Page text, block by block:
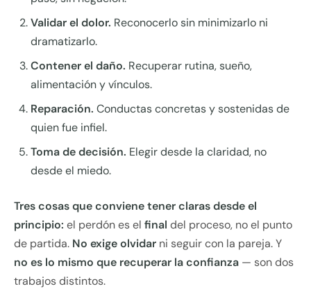
Validar el dolor. Reconocerlo sin minimizarlo ni
dramatizarlo.
Contener el daño. Recuperar rutina, sueño,
alimentación y vínculos.
Reparación. Conductas concretas y sostenidas de
quien fue infiel.
Toma de decisión. Elegir desde la claridad, no
desde el miedo.
Tres cosas que conviene tener claras desde el
principio: el perdón es el final del proceso, no el punto
de partida. No exige olvidar ni seguir con la pareja. Y
no es lo mismo que recuperar la confianza — son dos
trabajos distintos.